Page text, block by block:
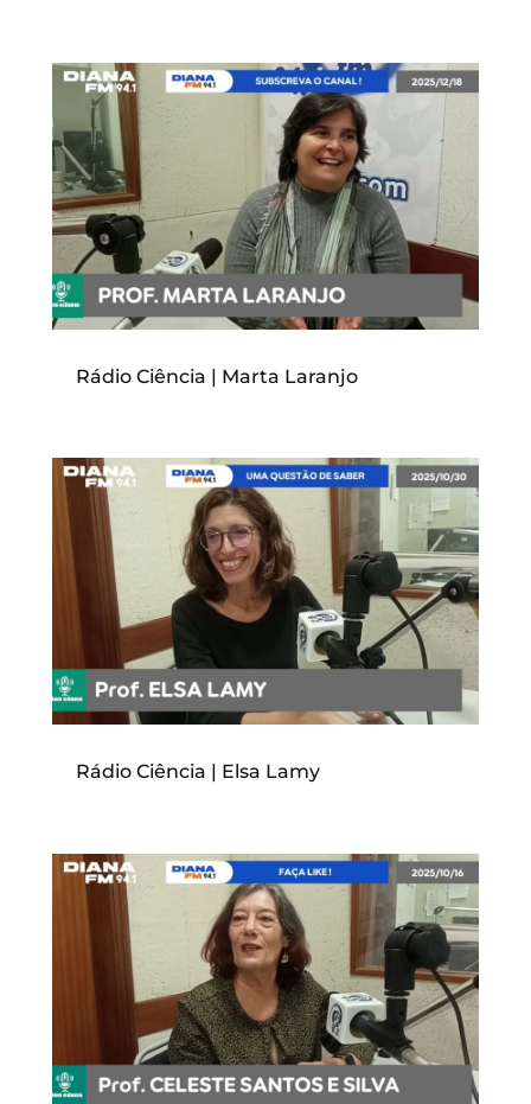
Rádio Ciência | Marta Laranjo
Rádio Ciência | Elsa Lamy